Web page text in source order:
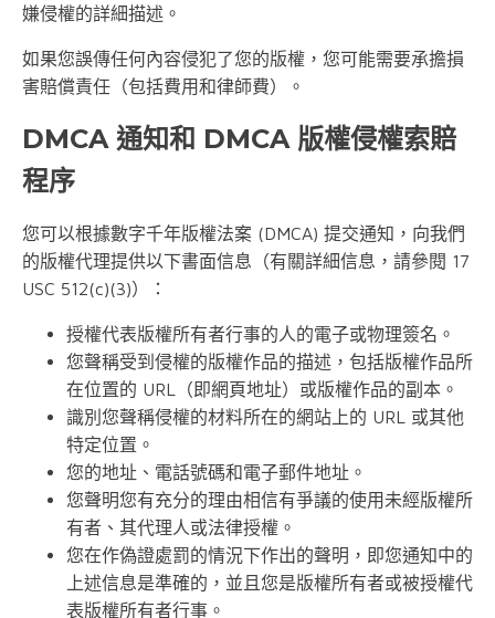
嫌侵權的詳細描述。
如果您誤傳任何內容侵犯了您的版權，您可能需要承擔損
害賠償責任（包括費用和律師費）。
DMCA 通知和 DMCA 版權侵權索賠
程序
您可以根據數字千年版權法案 (DMCA) 提交通知，向我們
的版權代理提供以下書面信息（有關詳細信息，請參閱 17
USC 512(c)(3)）：
授權代表版權所有者行事的人的電子或物理簽名。
您聲稱受到侵權的版權作品的描述，包括版權作品所
在位置的 URL（即網頁地址）或版權作品的副本。
識別您聲稱侵權的材料所在的網站上的 URL 或其他
特定位置。
您的地址、電話號碼和電子郵件地址。
您聲明您有充分的理由相信有爭議的使用未經版權所
有者、其代理人或法律授權。
您在作偽證處罰的情況下作出的聲明，即您通知中的
上述信息是準確的，並且您是版權所有者或被授權代
表版權所有者行事。